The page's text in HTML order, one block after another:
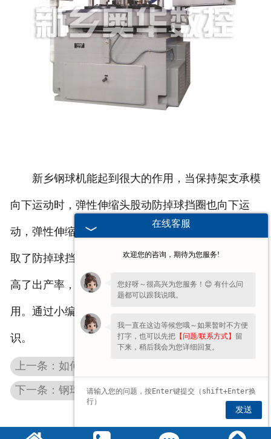
新乡钢球机能起到很大的作用，当保持架支承模
向下运动时，弹性伸缩头股动防掉球挡圈也向下运
动，弹性伸缩头在防掉球挡圈的下处。由于钢球机采
取了防掉球挡圈的措施，能够有效减少漏球，不仅提
高了出产率，同时对商品质量也起着非常重要的作
用。通过小编的介绍，希望能使大家更加了解它的知
识。
上一条：如何对钢球机记进行选购
下一条：钢球机厂家教你怎样控制钢球机的生产
在线客服
欢迎您的咨询，期待为您服务!
您好呀～很高兴为您服务！😊 有什么问
题都可以跟我说哦。
我一直在这边等候您哦～如果暂时不方便
打字，也可以先把 【问题/联系方式】 留
下来，稍后我会为您详细回复。
发送